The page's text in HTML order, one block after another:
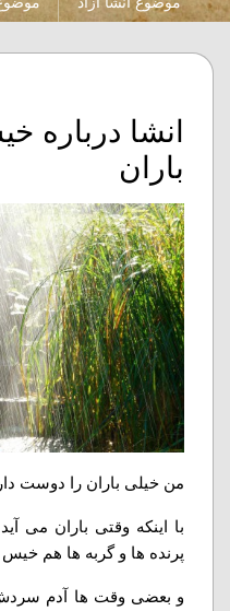
انشا درباره
باران
من خیلی باران را دوست
با اینکه وقتی باران می
پرنده ها و گربه ها هم
و بعضی وقت ها آدم